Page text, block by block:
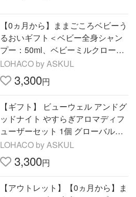
【0ヵ月から】ままごころベビーう
るおいギフト＜ベビー全身シャン
プー：50ml、ベビーミルクローシ
ョン：200ml、ベビーオイル：2ml
×2個＞1セット
LOHACO by ASKUL
3,300円
【ギフト】 ビューウェル アンドグ
ッドナイト やすらぎアロマディフ
ューザーセット 1個 グローバルプ
ロダクトプランニング
LOHACO by ASKUL
3,300円
【アウトレット】【0ヵ月から】ま